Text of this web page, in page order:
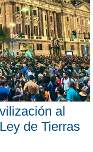
al
de Tierras